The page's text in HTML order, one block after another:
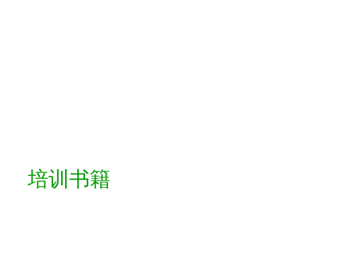
培训书籍